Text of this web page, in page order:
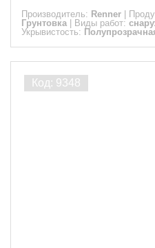
Производитель: Renner
Грунтовка
Виды работ:
Укрывистость: